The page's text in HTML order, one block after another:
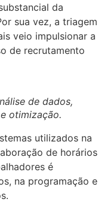
da
sua vez, a triagem
veio impulsionar a
de recrutamento
de dados,
otimização.
utilizados na
de horários
é
na programação e